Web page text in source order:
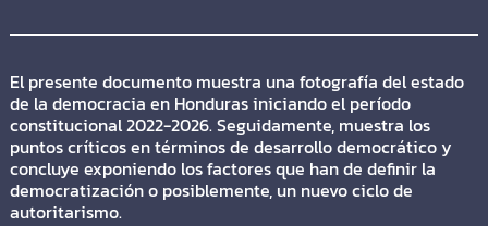
El presente documento muestra una fotografía del estado
de la democracia en Honduras iniciando el período
constitucional 2022-2026. Seguidamente, muestra los
puntos críticos en términos de desarrollo democrático y
concluye exponiendo los factores que han de definir la
democratización o posiblemente, un nuevo ciclo de
autoritarismo.